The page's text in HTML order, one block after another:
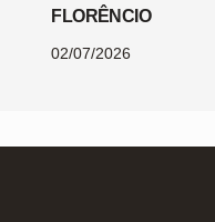
FLORÊNCIO
02/07/2026